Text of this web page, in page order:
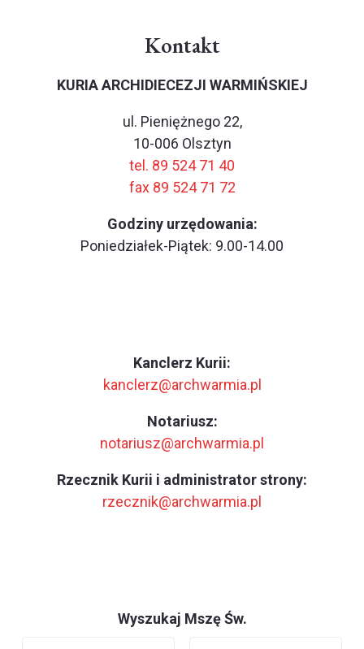
Kontakt
KURIA ARCHIDIECEZJI WARMIŃSKIEJ
ul. Pieniężnego 22,
10-006 Olsztyn
tel. 89 524 71 40
fax 89 524 71 72
Godziny urzędowania:
Poniedziałek-Piątek: 9.00-14.00
Kanclerz Kurii:
kanclerz@archwarmia.pl
Notariusz:
notariusz@archwarmia.pl
Rzecznik Kurii i administrator strony:
rzecznik@archwarmia.pl
Wyszukaj Mszę Św.